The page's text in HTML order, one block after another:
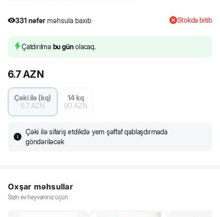
331 nəfər məhsula baxıb
331 nəfər məhsula baxıb
Stokda bitib
Çatdırılma bu günolacaq.
6.7AZN
Çəki ilə (kq)
6.7 AZN
14 kq
90 AZN
Çəki ilə sifariş etdikdə yem şəffaf qablaşdırmada
göndəriləcək
Oxşar məhsullar
Sizin ev heyvanınız üçün